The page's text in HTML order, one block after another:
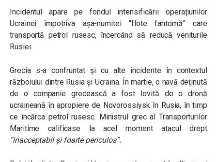
Incidentul apare pe fondul intensificării operațiunilor
Ucrainei împotriva așa-numitei “flote fantomă” care
transportă petrol rusesc, încercând să reducă veniturile
Rusiei.
Grecia s-a confruntat și cu alte incidente în contextul
războiului dintre Rusia și Ucraina. În martie, o navă deținută
de o companie grecească a fost lovită de o dronă
ucraineană în apropiere de Novorossiysk în Rusia, în timp
ce încărca petrol rusesc. Ministrul grec al Transporturilor
Maritime calificase la acel moment atacul drept
“inacceptabil și foarte periculos”.